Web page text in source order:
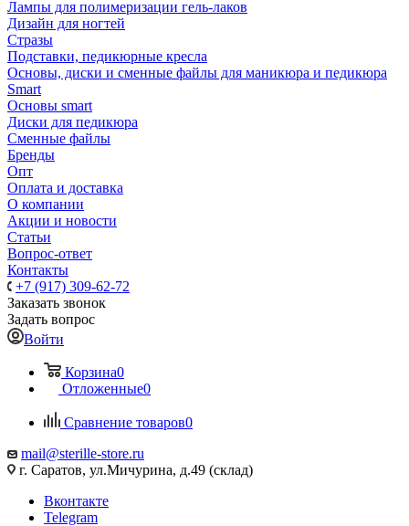
Лампы для полимеризации гель-лаков
Дизайн для ногтей
Стразы
Подставки, педикюрные кресла
Основы, диски и сменные файлы для маникюра и педикюра
Smart
Основы smart
Диски для педикюра
Сменные файлы
Бренды
Опт
Оплата и доставка
О компании
Акции и новости
Статьи
Вопрос-ответ
Контакты
+7 (917) 309-62-72
Заказать звонок
Задать вопрос
Войти
Корзина0
Отложенные0
Сравнение товаров0
mail@sterille-store.ru
г. Саратов, ул.Мичурина, д.49 (склад)
Вконтакте
Telegram